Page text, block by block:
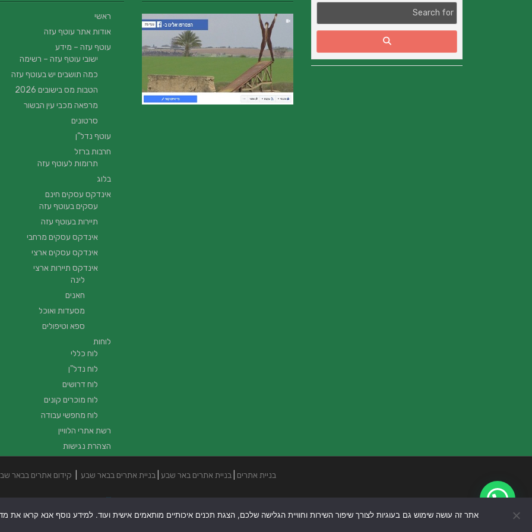
ראשי
אודות אתר עוטף עזה
עוטף עזה – מידע
ישובי עוטף עזה – רשימה
כמה תושבים יש בעוטף עזה
הטבות מס בישובים 2026
מרפאה מכבי עין הבשור
סרטונים
עוטף נדל”ן
חרבות ברזל
תרומות לעוטף עזה
בלוג
אינדקס עסקים חינם
עסקים בעוטף עזה
תיירות בעוטף עזה
אינדקס עסקים מרחבי
אינדקס עסקים ארצי
אינדקס תיירות ארצי
לינה
חאנים
מסעדות ואוכל
ספא וטיפולים
לוחות
לוח כללי
לוח נדל"ן
לוח דרושים
לוח מוכרים קונים
לוח מחפשי עבודה
רשת אתרי הלוויין
הצהרת נגישות
בניית אתרים בניית אתרים באר שבע בניית אתרים בבאר שבע קידום אתרים בבאר
אתר זה עושה שימוש גם בעוגיות לצורך שיפור השירות וחוויית הגלישה שלכם, הצגת תכנים איכותיים מותאמים אישית ועוד. למידע נוסף אנא קראו את